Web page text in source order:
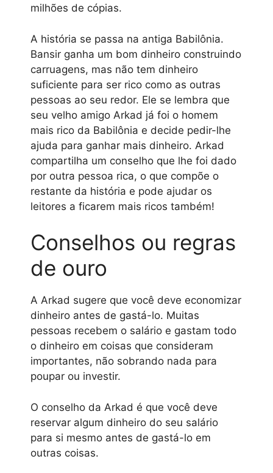
milhões de cópias.
A história se passa na antiga Babilônia.
Bansir ganha um bom dinheiro construindo
carruagens, mas não tem dinheiro
suficiente para ser rico como as outras
pessoas ao seu redor. Ele se lembra que
seu velho amigo Arkad já foi o homem
mais rico da Babilônia e decide pedir-lhe
ajuda para ganhar mais dinheiro. Arkad
compartilha um conselho que lhe foi dado
por outra pessoa rica, o que compõe o
restante da história e pode ajudar os
leitores a ficarem mais ricos também!
Conselhos ou regras
de ouro
A Arkad sugere que você deve economizar
dinheiro antes de gastá-lo. Muitas
pessoas recebem o salário e gastam todo
o dinheiro em coisas que consideram
importantes, não sobrando nada para
poupar ou investir.
O conselho da Arkad é que você deve
reservar algum dinheiro do seu salário
para si mesmo antes de gastá-lo em
outras coisas.